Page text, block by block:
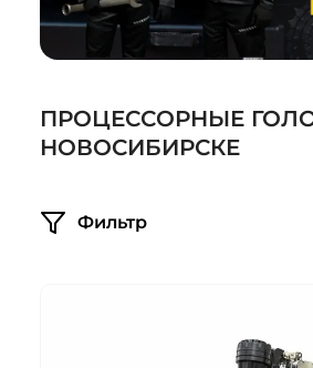
ПРОЦЕССОРНЫЕ
НОВОСИБИРСКЕ
Фильтр
Системы 3D нивелирования
Мини-погрузчики
Грейферные захваты
Посевная техника